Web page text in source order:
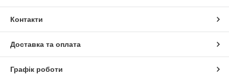
Контакти
Доставка та оплата
Графік роботи